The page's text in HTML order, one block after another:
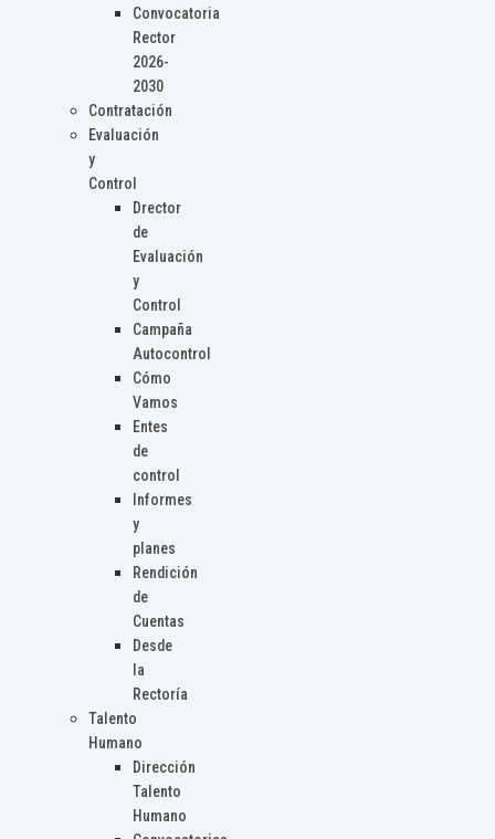
Convocatoria
Rector
2026-
2030
Contratación
Evaluación
y
Control
Drector
de
Evaluación
y
Control
Campaña
Autocontrol
Cómo
Vamos
Entes
de
control
Informes
y
planes
Rendición
de
Cuentas
Desde
la
Rectoría
Talento
Humano
Dirección
Talento
Humano